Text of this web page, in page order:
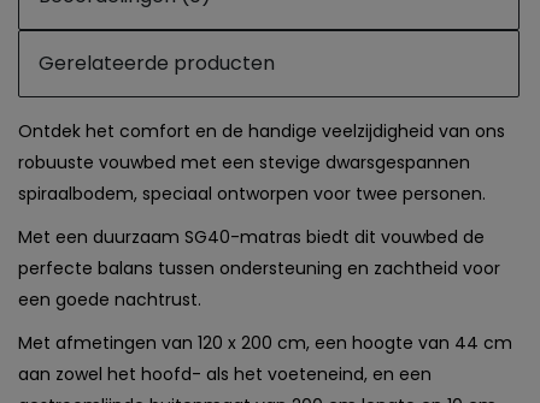
Gerelateerde producten
Ontdek het comfort en de handige veelzijdigheid van ons
robuuste vouwbed met een stevige dwarsgespannen
spiraalbodem, speciaal ontworpen voor twee personen.
Met een duurzaam SG40-matras biedt dit vouwbed de
perfecte balans tussen ondersteuning en zachtheid voor
een goede nachtrust.
Met afmetingen van 120 x 200 cm, een hoogte van 44 cm
aan zowel het hoofd- als het voeteneind, en een